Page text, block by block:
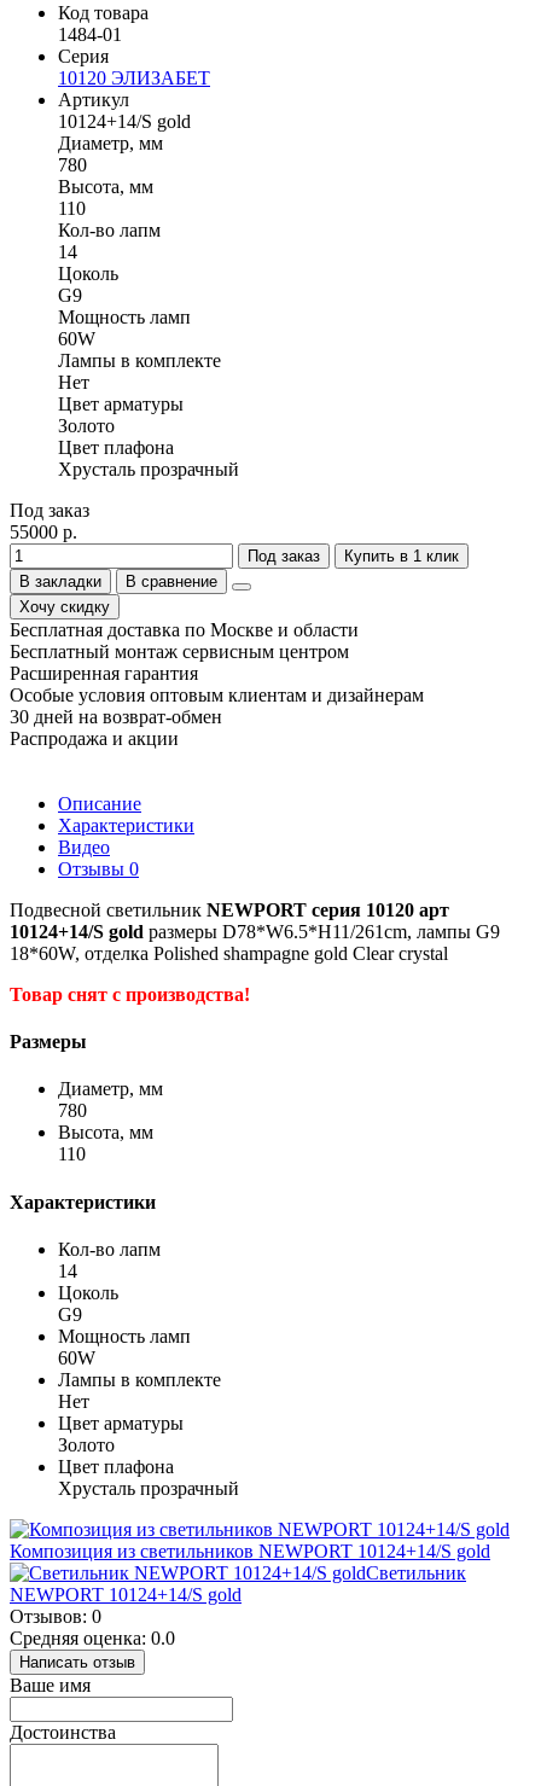
Код товара
1484-01
Серия
10120 ЭЛИЗАБЕТ
Артикул
10124+14/S gold
Диаметр, мм
780
Высота, мм
110
Кол-во лапм
14
Цоколь
G9
Мощность ламп
60W
Лампы в комплекте
Нет
Цвет арматуры
Золото
Цвет плафона
Хрусталь прозрачный
Под заказ
55000 р.
Под заказ
Купить в 1 клик
В закладки
В сравнение
Хочу скидку
Бесплатная доставка по Москве и области
Бесплатный монтаж сервисным центром
Расширенная гарантия
Особые условия оптовым клиентам и дизайнерам
30 дней на возврат-обмен
Распродажа и акции
Описание
Характеристики
Видео
Отзывы 0
Подвесной светильник NEWPORT серия 10120 арт
10124+14/S gold размеры D78*W6.5*H11/261cm, лампы G9
18*60W, отделка Polished shampagne gold Clear crystal
Товар снят с производства!
Размеры
Диаметр, мм
780
Высота, мм
110
Характеристики
Кол-во лапм
14
Цоколь
G9
Мощность ламп
60W
Лампы в комплекте
Нет
Цвет арматуры
Золото
Цвет плафона
Хрусталь прозрачный
Композиция из светильников NEWPORT 10124+14/S gold
Светильник
NEWPORT 10124+14/S gold
Отзывов: 0
Средняя оценка: 0.0
Написать отзыв
Ваше имя
Достоинства